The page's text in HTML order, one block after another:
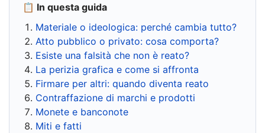
📋 In questa guida
Materiale o ideologica: perché cambia tutto?
Atto pubblico o privato: cosa comporta?
Esiste una falsità che non è reato?
La perizia grafica e come si affronta
Firmare per altri: quando diventa reato
Contraffazione di marchi e prodotti
Monete e banconote
Miti e fatti